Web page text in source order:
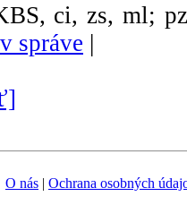
ci, zs, ml;
správe |
O nás | Ochrana osobných